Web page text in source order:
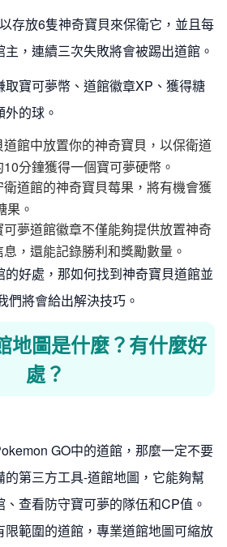
存放6隻神奇寶貝來保衛它，並且每
，連續三次失敗將會被踢出道館。
寶可夢幣、道館徽章XP、獲得糖
的球。
館中放置你的神奇寶貝，以保衛道
分鐘獲得一個寶可夢硬幣。
道館的神奇寶貝莓果，將有機會獲
果。
夢道館徽章不僅能夠提供放置神奇
，還能記錄勝利和獎勵數量。
好處，那如何找到神奇寶貝道館並
們將會給出解決技巧。
地圖是什麼？有什麼好
處？
GO中的道館，那麼一定不要
第三方工具-道館地圖，它能夠幫
查看防守寶可夢的隊伍和CP值。
限範圍的道館，專業道館地圖可縮放